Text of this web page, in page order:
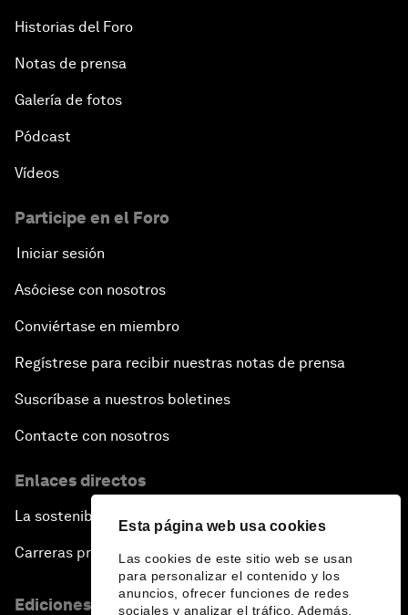
Esta página web usa cookies
Las cookies de este sitio web se usan
para personalizar el contenido y los
anuncios, ofrecer funciones de redes
sociales y analizar el tráfico. Además,
Historias del Foro
Notas de prensa
Galería de fotos
Pódcast
Vídeos
Participe en el Foro
Iniciar sesión
Asóciese con nosotros
Conviértase en miembro
Regístrese para recibir nuestras notas de prensa
Suscríbase a nuestros boletines
Contacte con nosotros
Enlaces directos
La sostenibilidad en el Foro
Carreras profesionales
Ediciones en otros idiomas